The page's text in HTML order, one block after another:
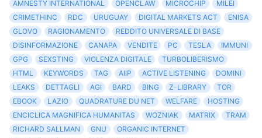
AMNESTY INTERNATIONAL
OPENCLAW MICROCHIP
MILEI
CRIMETHINC
RDC URUGUAY DIGITAL MARKETS ACT
ENISA
GLOVO
RAGIONAMENTO
REDDITO UNIVERSALE DI BASE
DISINFORMAZIONE
CANAPA VENDITE PC TESLA
IMMUNI
GPG
SEXSTING VIOLENZA DIGITALE
TURBOLIBERISMO
HTML
KEYWORDS TAG AIIP ACTIVE LISTENING
DOMINI
LEAKS
DETTAGLI AGI BARD BING Z-LIBRARY
TOR
EBOOK
LAZIO QUADRATURE DU NET WELFARE
HOSTING
ENCICLICA MAGNIFICA HUMANITAS
WOZNIAK MATRIX
TRAM
RICHARD SALLMAN
GNU
ORGANIC INTERNET